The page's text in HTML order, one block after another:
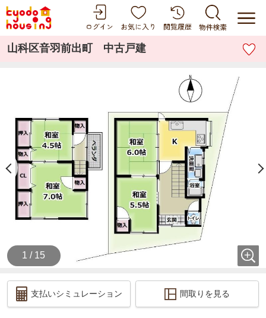
山科区音羽前出町 中古戸建
1 / 15
支払いシミュレーション 間取りを見る